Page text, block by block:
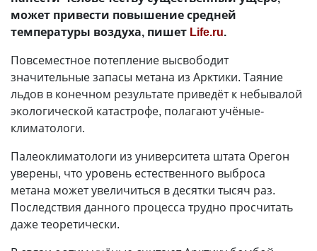
может привести повышение средней
температуры воздуха, пишет Life.ru.
Повсеместное потепление высвободит
значительные запасы метана из Арктики. Таяние
льдов в конечном результате приведёт к небывалой
экологической катастрофе, полагают учёные-
климатологи.
Палеоклиматологи из университета штата Орегон
уверены, что уровень естественного выброса
метана может увеличиться в десятки тысяч раз.
Последствия данного процесса трудно просчитать
даже теоретически.